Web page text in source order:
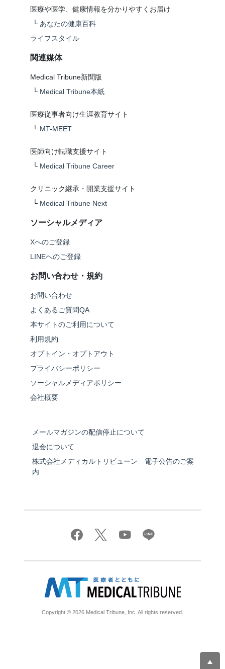
医療や医学、健康情報を分かりやすくお届け
└ あなたの健康百科
ライフスタイル
関連媒体
Medical Tribune新聞版
└ Medical Tribune本紙
医療従事者向け生涯教育サイト
└ MT-MEET
医師向け転職支援サイト
└ Medical Tribune Career
クリニック継承・開業支援サイト
└ Medical Tribune Next
ソーシャルメディア
Xへのご登録
LINEへのご登録
お問い合わせ・規約
お問い合わせ
よくあるご質問QA
本サイトのご利用について
利用規約
オプトイン・オプトアウト
プライバシーポリシー
ソーシャルメディアポリシー
会社概要
メールマガジンの配信停止について
退会について
株式会社メディカルトリビューン 電子公告のご案
内
Copyright © 2026 Medical Tribune, Inc. All rights reserved.